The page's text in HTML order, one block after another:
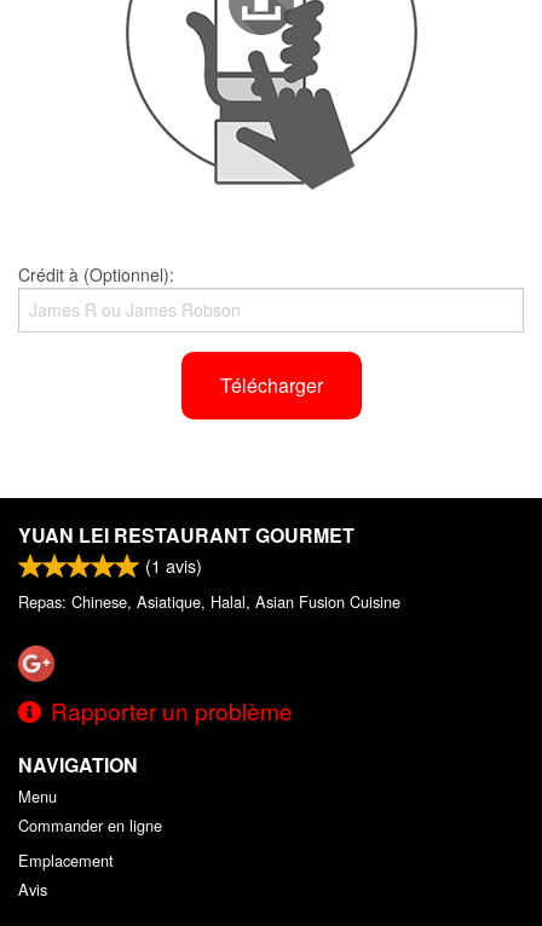
Crédit à (Optionnel):
Télécharger
YUAN LEI RESTAURANT GOURMET
(1 avis)
Repas: Chinese, Asiatique, Halal, Asian Fusion Cuisine
Rapporter un problème
NAVIGATION
Menu
Commander en ligne
Emplacement
Avis